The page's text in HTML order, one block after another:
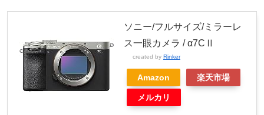
ソニー/フルサイズ/ミラーレ
ス一眼カメラ / α7CⅡ
created by Rinker
Amazon 楽天市場
メルカリ